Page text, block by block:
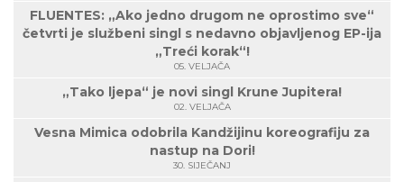
FLUENTES: „Ako jedno drugom ne oprostimo sve“
četvrti je službeni singl s nedavno objavljenog EP-ija
„Treći korak“!
05. VELJAČA
„Tako ljepa“ je novi singl Krune Jupitera!
02. VELJAČA
Vesna Mimica odobrila Kandžijinu koreografiju za
nastup na Dori!
30. SIJEČANJ